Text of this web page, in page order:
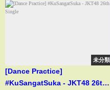
未分類
[Dance Practice]
#KuSangatSuka - JKT48 26th